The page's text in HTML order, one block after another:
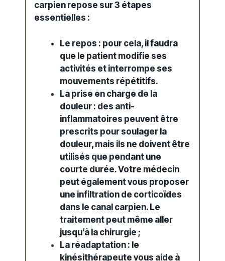
carpien repose sur 3 étapes
essentielles :
Le repos : pour cela, il faudra
que le patient modifie ses
activités et interrompe ses
mouvements répétitifs.
La prise en charge de la
douleur : des anti-
inflammatoires peuvent être
prescrits pour soulager la
douleur, mais ils ne doivent être
utilisés que pendant une
courte durée. Votre médecin
peut également vous proposer
une infiltration de corticoïdes
dans le canal carpien. Le
traitement peut même aller
jusqu’à la chirurgie ;
La réadaptation : le
kinésithérapeute vous aide à